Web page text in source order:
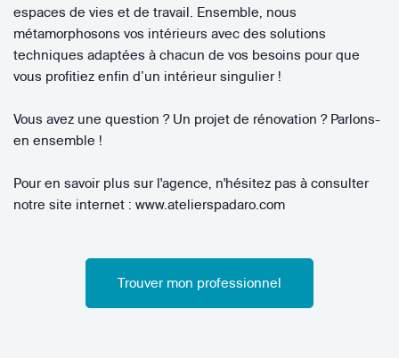
espaces de vies et de travail. Ensemble, nous
métamorphosons vos intérieurs avec des solutions
techniques adaptées à chacun de vos besoins pour que
vous profitiez enfin d’un intérieur singulier !
Vous avez une question ? Un projet de rénovation ? Parlons-
en ensemble !
Pour en savoir plus sur l'agence, n'hésitez pas à consulter
notre site internet : www.atelierspadaro.com
Trouver mon professionnel